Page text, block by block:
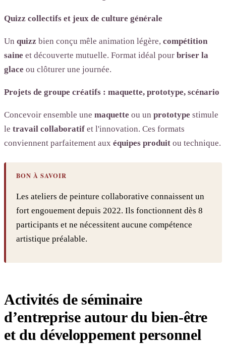
Quizz collectifs et jeux de culture générale
Un quizz bien conçu mêle animation légère, compétition
saine et découverte mutuelle. Format idéal pour briser la
glace ou clôturer une journée.
Projets de groupe créatifs : maquette, prototype, scénario
Concevoir ensemble une maquette ou un prototype stimule
le travail collaboratif et l'innovation. Ces formats
conviennent parfaitement aux équipes produit ou technique.
BON À SAVOIR
Les ateliers de peinture collaborative connaissent un
fort engouement depuis 2022. Ils fonctionnent dès 8
participants et ne nécessitent aucune compétence
artistique préalable.
Activités de séminaire
d’entreprise autour du bien-être
et du développement personnel